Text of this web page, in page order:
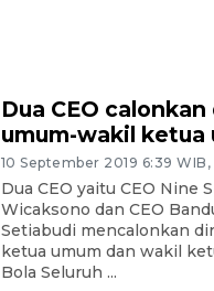
Dua CEO
umum-wakil ketua
10 September 2019 6:39 WIB,
Dua CEO yaitu CEO Nine
Wicaksono dan CEO
Setiabudi mencalonkan
ketua umum dan wakil
Bola Seluruh ...